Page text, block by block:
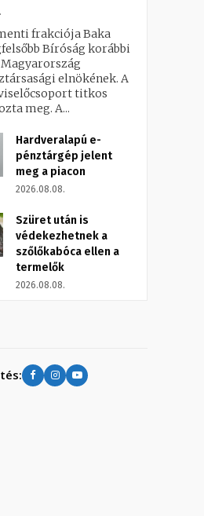
frakciója Baka
Bíróság korábbi
elnökének. A
titkos
meg. A...
Hardveralapú e-
pénztárgép jelent
meg a piacon
2026.08.08.
Szüret után is
védekezhetnek a
szőlőkabóca ellen a
termelők
2026.08.08.